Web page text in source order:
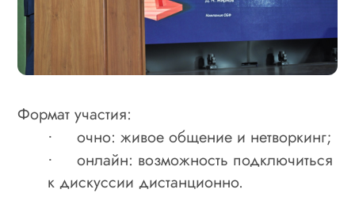
Формат участия:
· очно: живое общение и нетворкинг;
·
онлайн: возможность подключиться
к дискуссии дистанционно.